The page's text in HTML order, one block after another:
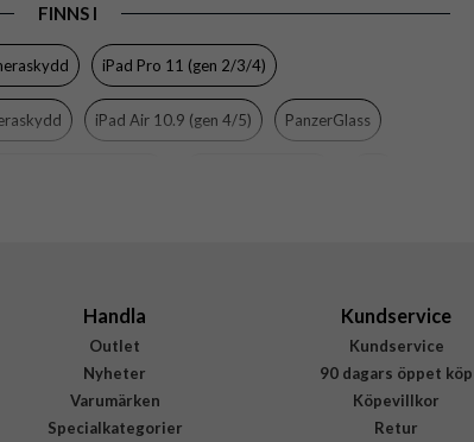
Case friendly
PanzerGlass
FINNS I
iPad Pro 11 (gen 2/3/4)
iPad Air 10.9 (gen 4/5) PanzerGlass
Handla
Outlet
Nyheter
Varumärken
Specialkategorier
Kundservice
Kundservice
90 dagars öppet köp
Köpevillkor
Retur